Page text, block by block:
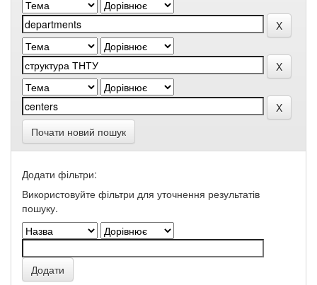
Почати новий пошук
Додати фільтри:
Використовуйте фільтри для уточнення результатів
пошуку.